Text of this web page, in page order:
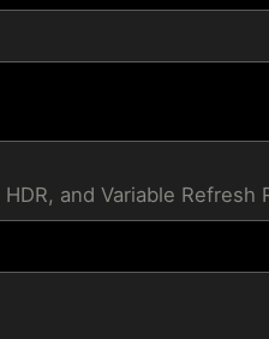
and Variable Refresh